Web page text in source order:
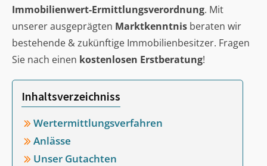
Immobilienwert-Ermittlungsverordnung. Mit
unserer ausgeprägten Marktkenntnis beraten wir
bestehende & zukünftige Immobilienbesitzer. Fragen
Sie nach einen kostenlosen Erstberatung!
Inhaltsverzeichniss
Wertermittlungsverfahren
Anlässe
Unser Gutachten